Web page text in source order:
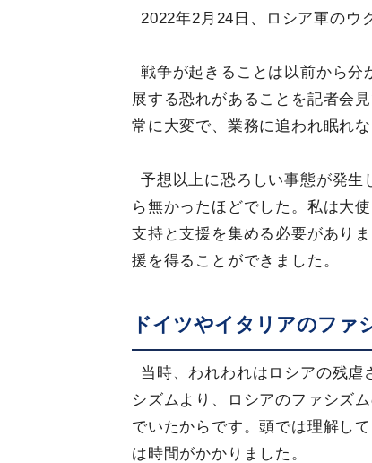
2022年2月24日、ロシア軍のウ
戦争が起きることは以前から分
展する恐れがあることを記者会
常に大変で、業務に追われ眠れ
予想以上に恐ろしい事態が発生
ら無かったほどでした。私は大
支持と支援を集める必要があり
援を得ることができました。
ドイツやイタリアのファ
当時、われわれはロシアの残虐
シズムより、ロシアのファシズ
でいたからです。頭では理解し
は時間がかかりました。